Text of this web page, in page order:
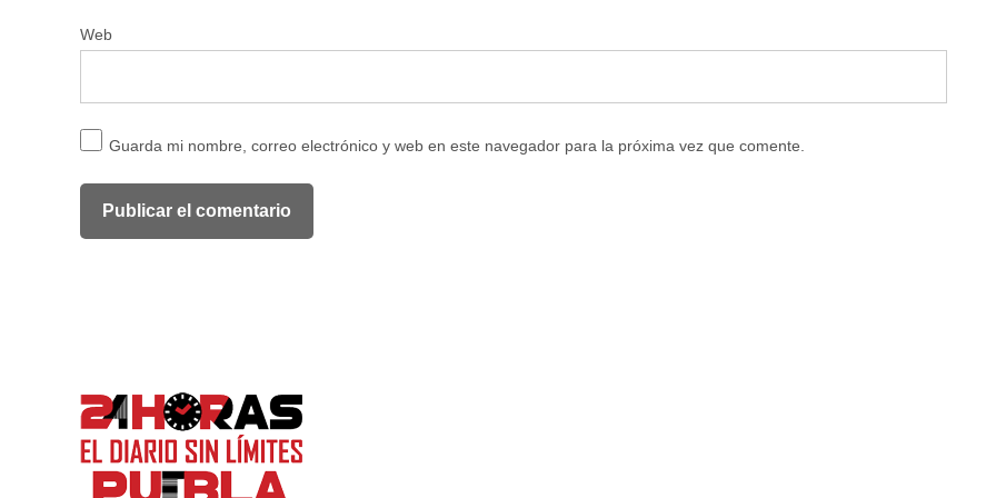
Web
Guarda mi nombre, correo electrónico y web en este navegador para la próxima vez que comente.